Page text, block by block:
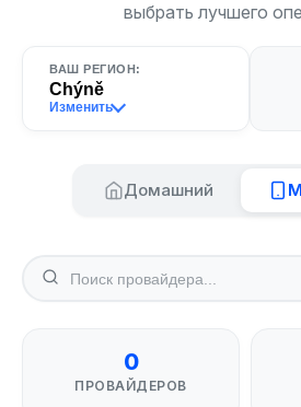
выбрать лучшего
ВАШ РЕГИОН:
Chýně
Изменить
Домашний
0
ПРОВАЙДЕРОВ